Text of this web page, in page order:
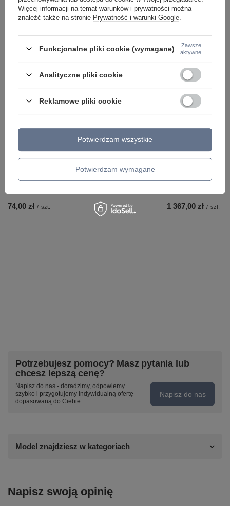
ZOBACZ RÓWNIEŻ
74,00 zł / szt. 1 367,00 zł / szt.
Potrzebujesz pomocy? Masz pytania lub
chcesz lepszą cenę?
Napisz do nas - doradzimy, odpowiemy
szybko i przygotujemy indywidualną ofertę
dopasowaną do Ciebie..
Napisz do nas
Model znajdziesz w kategoriach
Napisz swoją opinię
Więcej informacji na temat warunków i prywatności można
znaleźć także na stronie Prywatność i warunki Google
Funkcjonalne pliki cookie (wymagane)
Zawsze
aktywne
Analityczne pliki cookie
Reklamowe pliki cookie
Potwierdzam wymagane
Potwierdzam wszystkie